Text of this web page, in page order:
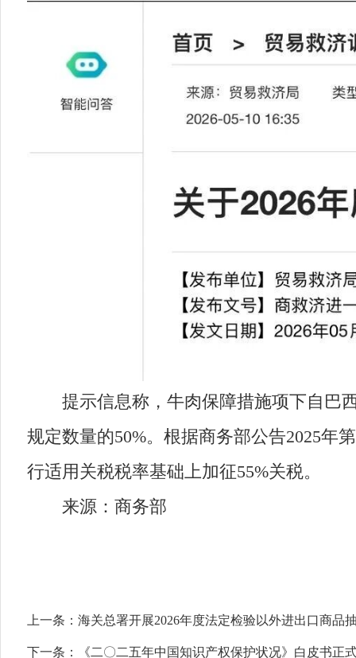
提示信息称，牛肉保障措施项下自巴西
规定数量的50%。根据商务部公告2025年
行适用关税税率基础上加征55%关税。
来源：商务部
上一条： 海关总署开展2026年度法定检验以外进出口商品
下一条： 《二〇二五年中国知识产权保护状况》白皮书正